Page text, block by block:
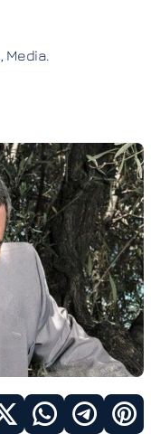
Media